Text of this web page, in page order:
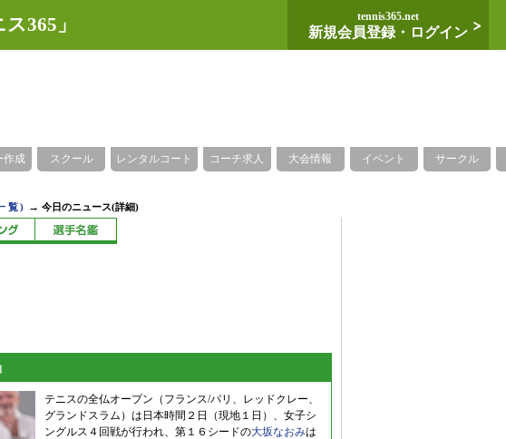
365」 tennis365.net
新規会員登録・ログイン
作成 スクール レンタルコート コーチ求人 大会情報 イベント サークル
覧) →今日のニュース(詳細)
テニスの全仏オープン（フランス/パリ、レッドクレー、
グランドスラム）は日本時間２日（現地１日）、女子シ
ングルス４回戦が行われ、第１６シードの大坂なおみは